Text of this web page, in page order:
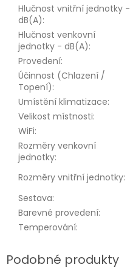
Hlučnost vnitřní jednotky -
dB(A):
Hlučnost venkovní
jednotky - dB(A):
Provedení:
Účinnost (Chlazení /
Topení):
Umístění klimatizace:
Velikost místnosti:
WiFi:
Rozměry venkovní
jednotky:
Rozměry vnitřní jednotky:
Sestava:
Barevné provedení:
Temperování: